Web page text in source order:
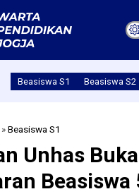
Beasiswa S1 Beasiswa S2
»Beasiswa S1
Unhas Buka
Beasiswa